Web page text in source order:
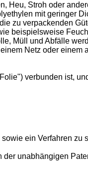
Heu, Stroh oder
mit geringer
zu verpackenden
beispielsweise
Müll und Abfälle
Netz oder
verbunden ist,
ein Verfahren zu
unabhängigen